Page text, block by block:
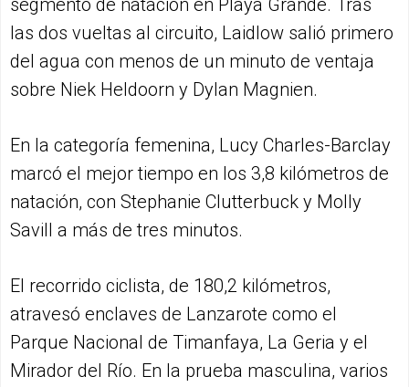
segmento de natación en Playa Grande. Tras
las dos vueltas al circuito, Laidlow salió primero
del agua con menos de un minuto de ventaja
sobre Niek Heldoorn y Dylan Magnien.
En la categoría femenina, Lucy Charles-Barclay
marcó el mejor tiempo en los 3,8 kilómetros de
natación, con Stephanie Clutterbuck y Molly
Savill a más de tres minutos.
El recorrido ciclista, de 180,2 kilómetros,
atravesó enclaves de Lanzarote como el
Parque Nacional de Timanfaya, La Geria y el
Mirador del Río. En la prueba masculina, varios